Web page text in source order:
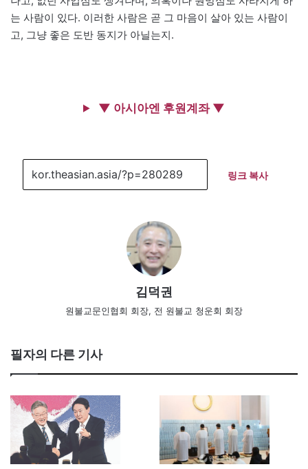
는 사람이 있다. 이러한 사람은 곧 그 마음이 살아 있는 사람이
고, 그냥 좋은 도반 동지가 아닐는지.
▼ 아시아엔 후원계좌 ▼
링크 복사
김덕권
원불교문인협회 회장, 전 원불교 청운회 회장
필자의 다른 기사